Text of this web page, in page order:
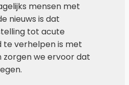
mensen met
nieuws is dat
tot acute
te verhelpen is met
zorgen we ervoor dat